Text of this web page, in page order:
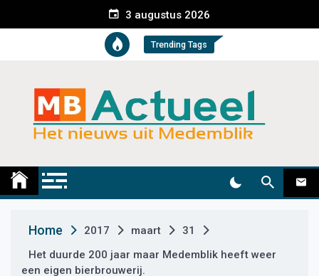
e
t
3 augustus 2026
Trending Tags
Medemblik Actueel
Home 2017 maart
31
Het duurde 200 jaar maar Medemblik heeft weer
een eigen bierbrouwerij.